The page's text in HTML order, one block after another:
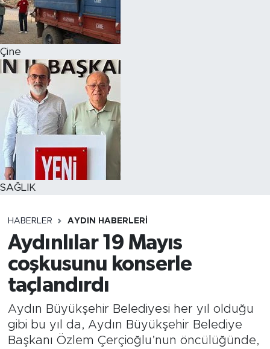
Çine
SAĞLIK
HABERLER AYDIN HABERLERI
Aydınlılar 19 Mayıs
coşkusunu konserle
taçlandırdı
Aydın Büyükşehir Belediyesi her yıl olduğu
gibi bu yıl da, Aydın Büyükşehir Belediye
Başkanı Özlem Çerçioğlu’nun öncülüğünde,